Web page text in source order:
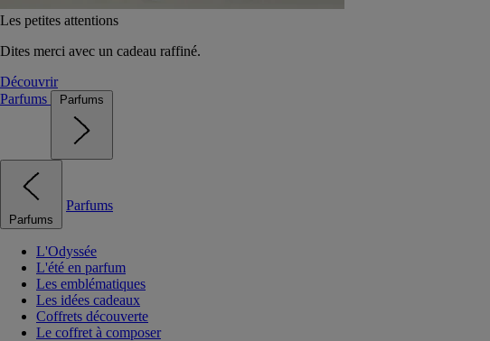
Les petites attentions
Dites merci avec un cadeau raffiné.
Découvrir
Parfums
Parfums
Parfums
Parfums
L'Odyssée
L'été en parfum
Les emblématiques
Les idées cadeaux
Coffrets découverte
Le coffret à composer